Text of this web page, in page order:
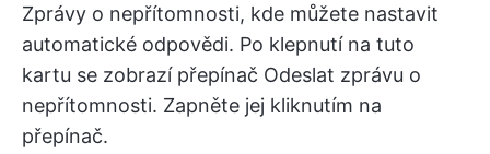
Zprávy o nepřítomnosti, kde můžete nastavit
automatické odpovědi. Po klepnutí na tuto
kartu se zobrazí přepínač Odeslat zprávu o
nepřítomnosti. Zapněte jej kliknutím na
přepínač.